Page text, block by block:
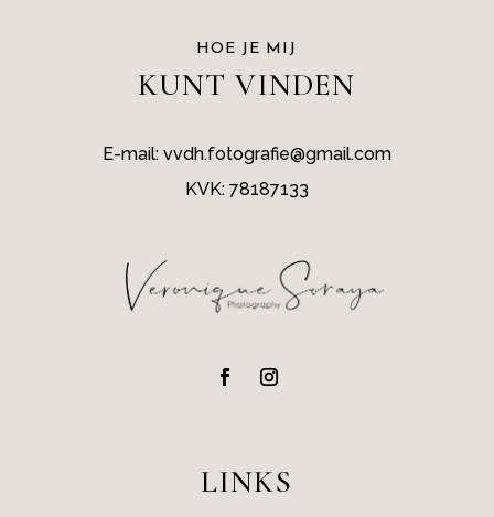
HOE JE MIJ
KUNT VINDEN
E-mail: vvdh.fotografie@gmail.com
KVK: 78187133
LINKS